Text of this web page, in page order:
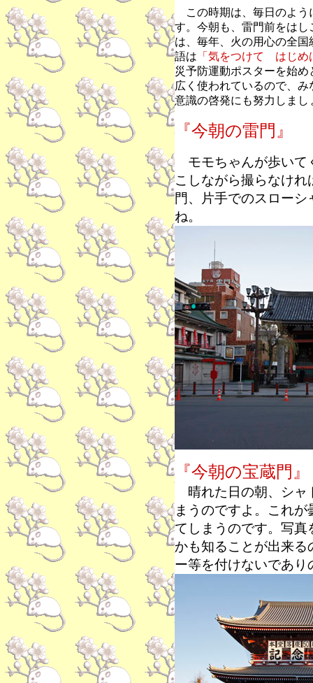
この時期は、毎日のよう
す。今朝も、雷門前をは
は、毎年、火の用心の全
語は 「気をつけて はじ
災予防運動ポスターを始
広く使われているので、
意識の啓発にも努力しまし
『今朝の雷門』
モモちゃんが歩いて
こしながら撮らなけれ
門、片手でのスローシ
ね。
『今朝の宝蔵門』
晴れた日の朝、シャ
まうのですよ。これが
てしまうのです。写真
かも知ることが出来る
ー等を付けないであ